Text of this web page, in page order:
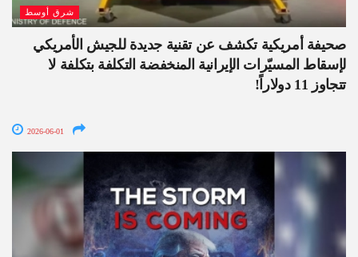
شرق أوسط
صحيفة أمريكية تكشف عن تقنية جديدة للجيش الأمريكي
لإسقاط المسيّرات الإيرانية المنخفضة التكلفة بتكلفة لا
تتجاوز 11 دولاراً!
2026-06-01